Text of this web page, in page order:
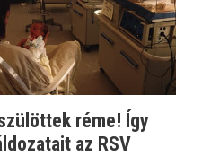
réme! Így
az RSV